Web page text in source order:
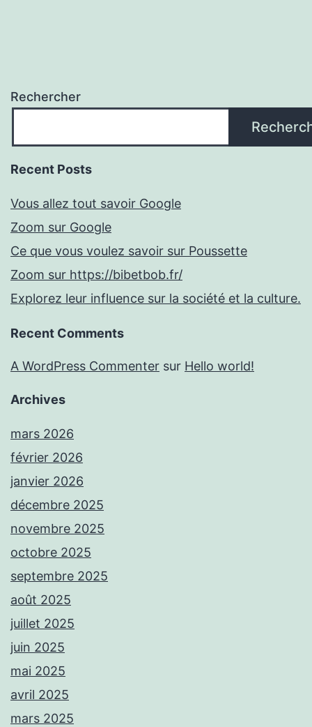
Rechercher
Recent Posts
Vous allez tout savoir Google
Zoom sur Google
Ce que vous voulez savoir sur Poussette
Zoom sur https://bibetbob.fr/
Explorez leur influence sur la société et la culture.
Recent Comments
A WordPress Commenter sur Hello world!
Archives
mars 2026
février 2026
janvier 2026
décembre 2025
novembre 2025
octobre 2025
septembre 2025
août 2025
juillet 2025
juin 2025
mai 2025
avril 2025
mars 2025